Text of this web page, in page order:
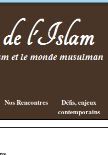
Nos Rencontres
Défis, enjeux
contemporains